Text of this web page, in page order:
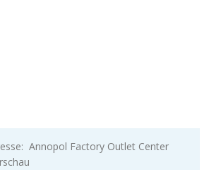
Annopol Factory Outlet Center